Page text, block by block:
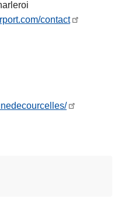
contact